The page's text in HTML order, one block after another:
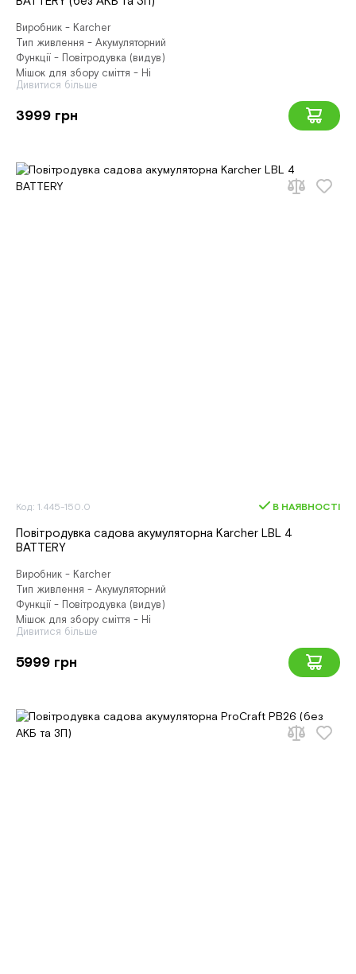
Виробник - Karcher
Тип живлення - Акумуляторний
Функції - Повітродувка (видув)
Мішок для збору сміття - Ні
Дивитися більше
3999 грн
Код: 1.445-150.0 В НАЯВНОСТІ
Повітродувка садова акумуляторна Karcher LBL 4
BATTERY
Виробник - Karcher
Тип живлення - Акумуляторний
Функції - Повітродувка (видув)
Мішок для збору сміття - Ні
Дивитися більше
5999 грн